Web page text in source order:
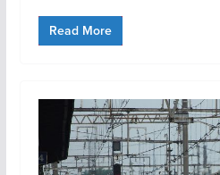
Read More